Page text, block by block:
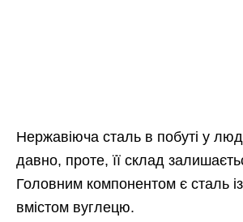
Нержавіюча сталь в побуті у
давно, проте, її склад
Головним компонентом є сталь
вмістом вуглецю.